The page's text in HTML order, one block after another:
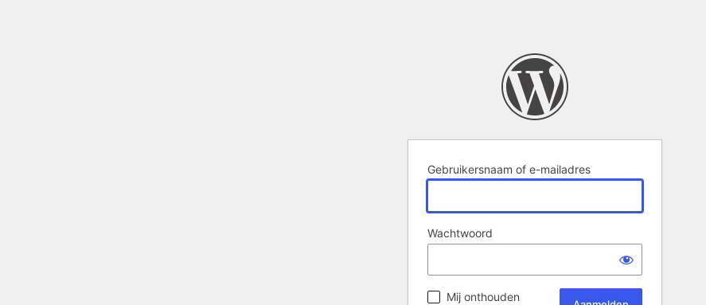
Gebruikersnaam of e-mailadres
Wachtwoord
Mij onthouden